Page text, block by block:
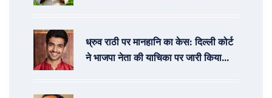
ध्रुव राठी पर मानहानि का केस: दिल्ली कोर्ट
ने भाजपा नेता की याचिका पर जारी किया